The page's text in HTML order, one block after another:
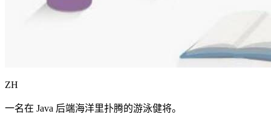
ZH
一名在 Java 后端海洋里扑腾的游泳健将。